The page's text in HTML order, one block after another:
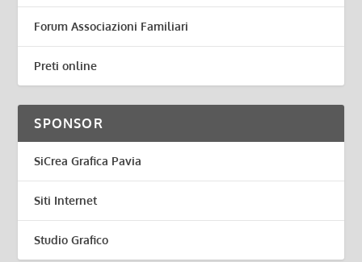
Forum Associazioni Familiari
Preti online
SPONSOR
SiCrea Grafica Pavia
Siti Internet
Studio Grafico